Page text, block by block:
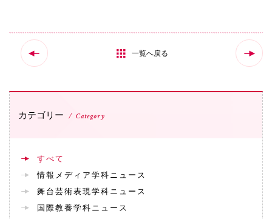
交通アクセス
072-643-6221
072-643-6566
一覧へ戻る
カテゴリー Category
すべて
情報メディア学科ニュース
舞台芸術表現学科ニュース
国際教養学科ニュース